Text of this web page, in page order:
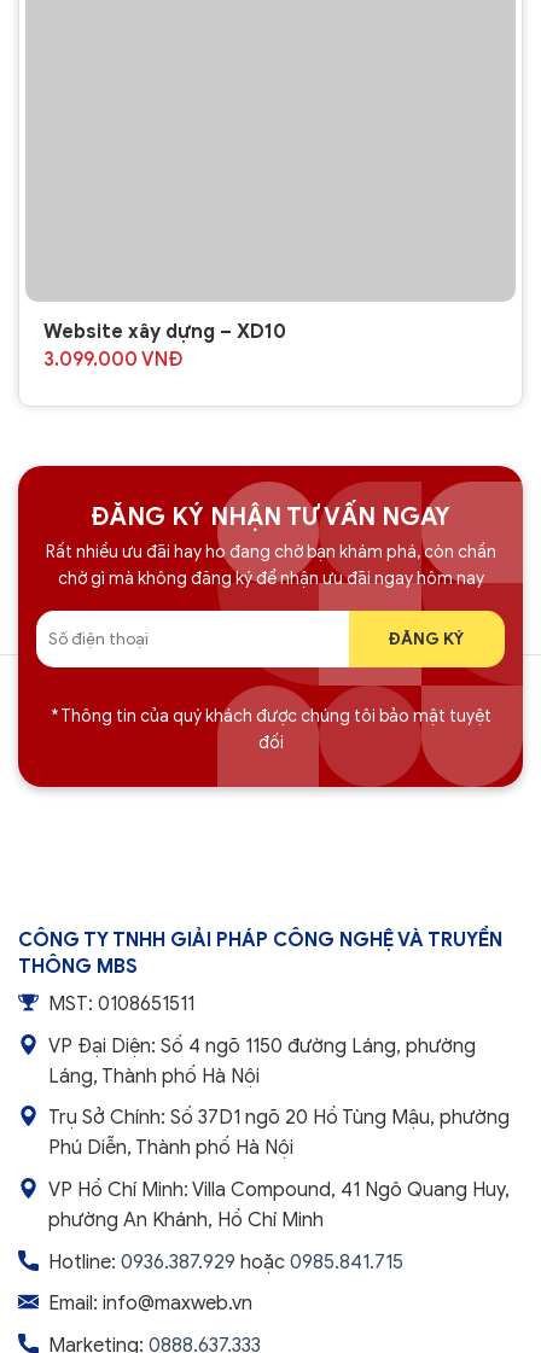
Website xây dựng – XD10
3.099.000 VNĐ
ĐĂNG KÝ NHẬN TƯ VẤN NGAY
Rất nhiều ưu đãi hay ho đang chờ bạn khám phá, còn chần
chờ gì mà không đăng ký để nhận ưu đãi ngay hôm nay
* Thông tin của quý khách được chúng tôi bảo mật tuyệt
đối
CÔNG TY TNHH GIẢI PHÁP CÔNG NGHỆ VÀ TRUYỀN
THÔNG MBS
MST: 0108651511
VP Đại Diện: Số 4 ngõ 1150 đường Láng, phường
Láng, Thành phố Hà Nội
Trụ Sở Chính: Số 37D1 ngõ 20 Hồ Tùng Mậu, phường
Phú Diễn, Thành phố Hà Nội
VP Hồ Chí Minh: Villa Compound, 41 Ngô Quang Huy,
phường An Khánh, Hồ Chí Minh
Hotline: 0936.387.929 hoặc 0985.841.715
Email: info@maxweb.vn
Marketing: 0888.637.333